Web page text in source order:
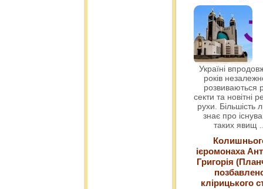
Україні
років
розвиваються
секти та новітні
рухи. Більшість
знає про
таких явищ
ієромонаха
Григорія
клірицького